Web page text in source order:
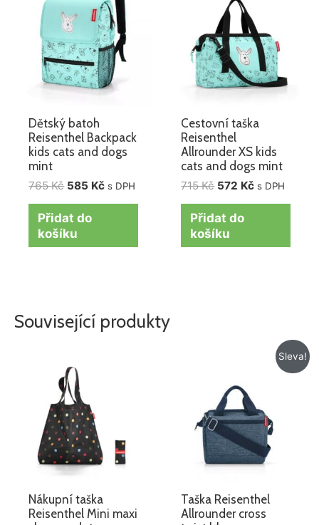
Dětský batoh
Reisenthel Backpack
kids cats and dogs
mint
765Kč
765 Kč.
585 Kč
585 Kč.
s DPH
Přidat do
košíku
Cestovní taška
Reisenthel
Allrounder XS kids
cats and dogs mint
715Kč
715 Kč.
572 Kč s DPH
Přidat do
košíku
Související produkty
Nákupní taška
Reisenthel Mini maxi
Sleva!
Taška Reisenthel
Allrounder cross
879 Kč.
Aktuální
cena